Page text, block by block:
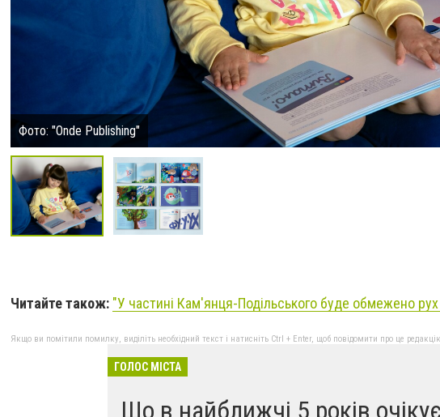
Фото: "Onde Publishing"
Читайте також: "У частині Кам'янця-Подільського буде обмежено
Якщо ви помітили помилку, виділіть необхідний текст і натисніть Ctrl + Enter, щоб повідомити про це
ГОЛОС МІСТА
Що в найближчі 5 років